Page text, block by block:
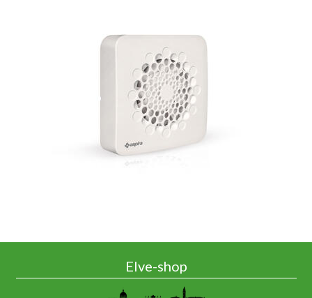
Elve-shop